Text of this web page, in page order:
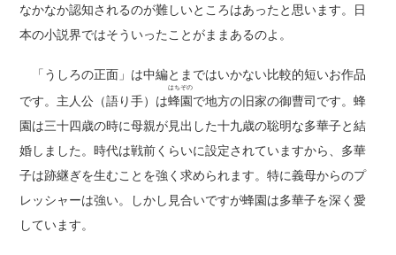
なかなか認知されるのが難しいところはあったと思います。日
本の小説界ではそういったことがままあるのよ。
「うしろの正面」は中編とまではいかない比較的短いお作品
です。主人公（語り手）は蜂園
はちぞの
で地方の旧家の御曹司です。蜂
園は三十四歳の時に母親が見出した十九歳の聡明な多華子と結
婚しました。時代は戦前くらいに設定されていますから、多華
子は跡継ぎを生むことを強く求められます。特に義母からのプ
レッシャーは強い。しかし見合いですが蜂園は多華子を深く愛
しています。